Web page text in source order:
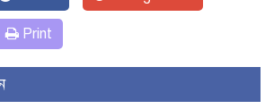
Print